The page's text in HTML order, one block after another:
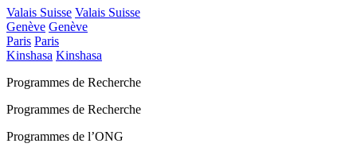
Valais Suisse Valais Suisse
Genève Genève
Paris Paris
Kinshasa Kinshasa
Programmes de Recherche
Programmes de Recherche
Programmes de l’ONG